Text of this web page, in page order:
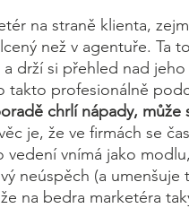
na straně klienta,
než v agentuře. Ta
drží si přehled nad
takto profesionálně
chrlí nápady,
je, že ve firmách se
vnímá jako
neúspěch (a
na bedra marketéra